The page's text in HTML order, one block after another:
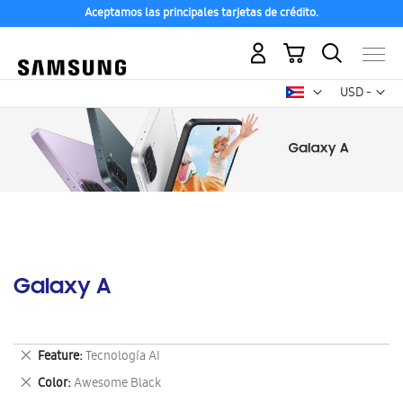
Aceptamos las principales tarjetas de crédito.
USD -
dólar
Mi carrito
Galaxy A
Feature Tecnología AI
Eliminar
este
artículo
Color Awesome Black
Eliminar